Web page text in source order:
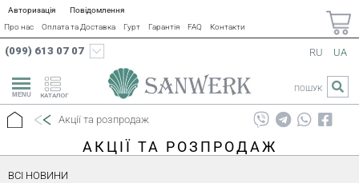
Авторизація
Повідомлення
Про нас
Оплата та Доставка Гурт Гарантія FAQ Контакти
(099) 613 07 07
КАТАЛОГ
RU UA
ПОШУК
Акції та розпродаж
АКЦІЇ ТА РОЗПРОДАЖ
ВСІ НОВИНИ